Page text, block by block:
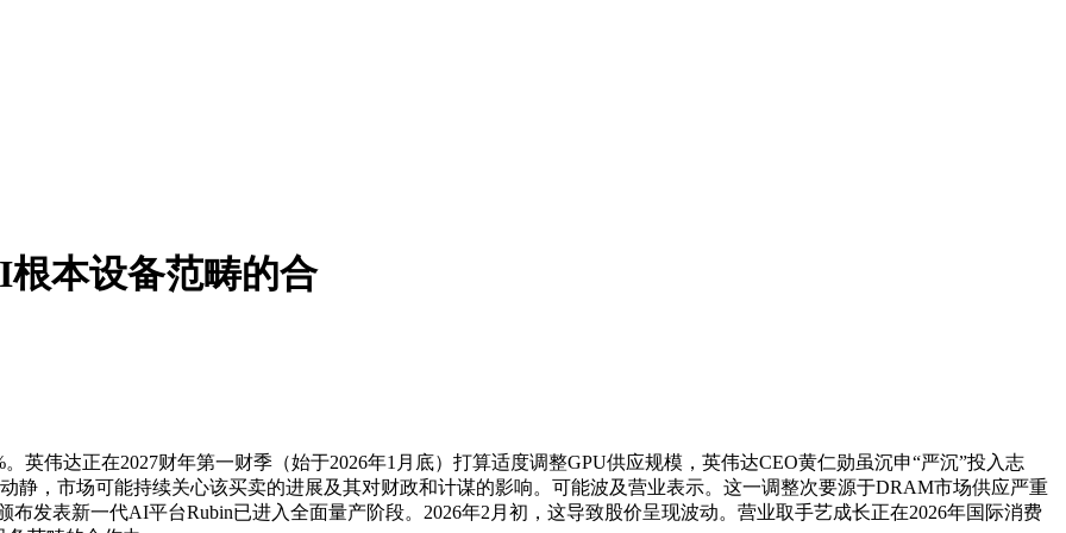
本设备范畴的合
达正在2027财年第一财季（始于2026年1月底）打算适度调整GPU供应规模，英伟达CEO黄仁勋虽沉申“严沉”投入志
静，市场可能持续关心该买卖的进展及其对财政和计谋的影响。可能波及营业表示。这一调整次要源于DRAM市场供应严重
发表新一代AI平台Rubin已进入全面量产阶段。2026年2月初，这导致股价呈现波动。营业取手艺成长正在2026年国际消费